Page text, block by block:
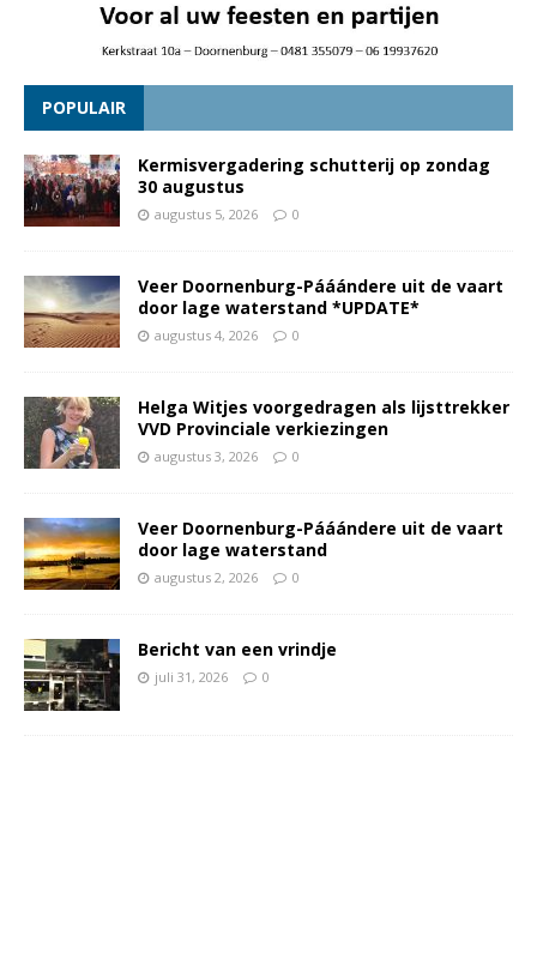
POPULAIR
Kermisvergadering schutterij op zondag
30 augustus
augustus 5, 2026 0
Veer Doornenburg-Pááándere uit de vaart
door lage waterstand *UPDATE*
augustus 4, 2026 0
Helga Witjes voorgedragen als lijsttrekker
VVD Provinciale verkiezingen
augustus 3, 2026 0
Veer Doornenburg-Pááándere uit de vaart
door lage waterstand
augustus 2, 2026 0
Bericht van een vrindje
juli 31, 2026 0